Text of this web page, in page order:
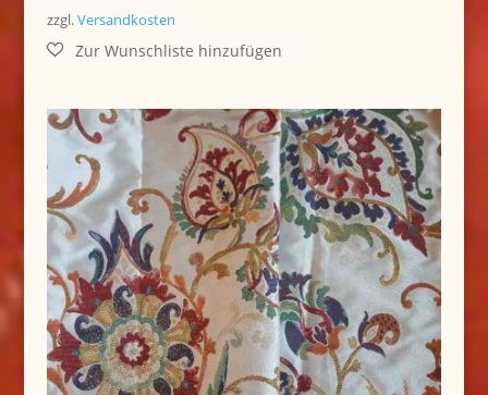
zzgl.Versandkosten